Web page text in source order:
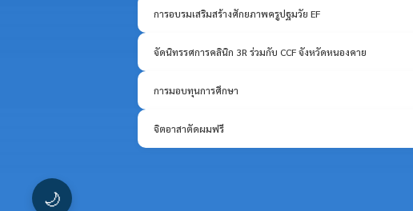
การอบรมเสริมสร้างศักยภาพครูปฐมวัย EF
จัดนิทรรศการคลินิก 3R ร่วมกับ CCF จังหวัดหนองคาย
การมอบทุนการศึกษา
จิตอาสาตัดผมฟรี
🌙